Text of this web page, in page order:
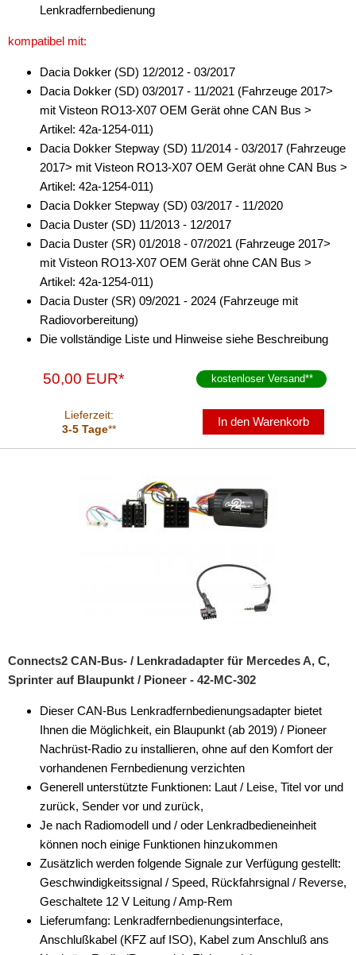
für Isuzu
für Jaguar
für Jeep
für KIA
für Lancia
für Lexus
für Lincoln
für Massey Ferguson
Clarion
Digital Dynamic
Dynavin
ESX
Kenwood
Kienzle
Multilead
Panasonic
Lenkradfernbedienung
kompatibel mit:
Dacia Dokker (SD) 12/2012 - 03/2017
Dacia Dokker (SD) 03/2017 - 11/2021 (Fahrzeuge 2017>
mit Visteon RO13-X07 OEM Gerät ohne CAN Bus >
Artikel: 42a-1254-011)
Dacia Dokker Stepway (SD) 11/2014 - 03/2017 (Fahrzeuge
2017> mit Visteon RO13-X07 OEM Gerät ohne CAN Bus >
Artikel: 42a-1254-011)
Dacia Dokker Stepway (SD) 03/2017 - 11/2020
Dacia Duster (SD) 11/2013 - 12/2017
Dacia Duster (SR) 01/2018 - 07/2021 (Fahrzeuge 2017>
mit Visteon RO13-X07 OEM Gerät ohne CAN Bus >
Artikel: 42a-1254-011)
Dacia Duster (SR) 09/2021 - 2024 (Fahrzeuge mit
Radiovorbereitung)
Die vollständige Liste und Hinweise siehe Beschreibung
50,00 EUR* kostenloser Versand**
Lieferzeit:
3-5 Tage**
In den Warenkorb
Connects2 CAN-Bus- / Lenkradadapter für Mercedes A, C,
Sprinter auf Blaupunkt / Pioneer - 42-MC-302
Dieser CAN-Bus Lenkradfernbedienungsadapter bietet
Ihnen die Möglichkeit, ein Blaupunkt (ab 2019) / Pioneer
Nachrüst-Radio zu installieren, ohne auf den Komfort der
vorhandenen Fernbedienung verzichten
Generell unterstützte Funktionen: Laut / Leise, Titel vor und
zurück, Sender vor und zurück,
Je nach Radiomodell und / oder Lenkradbedieneinheit
können noch einige Funktionen hinzukommen
Zusätzlich werden folgende Signale zur Verfügung gestellt:
Geschwindigkeitssignal / Speed, Rückfahrsignal / Reverse,
Geschaltete 12 V Leitung / Amp-Rem
Lieferumfang: Lenkradfernbedienungsinterface,
Anschlußkabel (KFZ auf ISO), Kabel zum Anschluß ans